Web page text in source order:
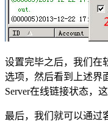
设置完毕之后，我们在
选项，然后看到上述界
Server在线链接状态，
最后，我们就可以通过